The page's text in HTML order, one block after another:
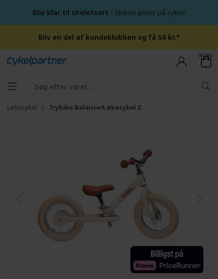
Bliv klar til skoletsart - Skarpe priser på cykler
Bliv en del af kundeklubben og få 50 kr.*
KURV
Løbecykel Trybike Balance/Løbecykel 2